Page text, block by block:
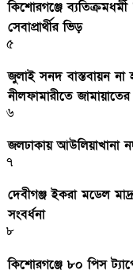
কিশোরগঞ্জে
সেবাপ্রার্থীর ভিড়
৫
জুলাই সনদ বাস্তবায়ন
নীলফামারীতে
৬
জলঢাকায় আউলিয়াখানা
৭
দেবীগঞ্জ ইকরা মডেল
সংবর্ধনা
৮
কিশোরগঞ্জে ৮০ পিস